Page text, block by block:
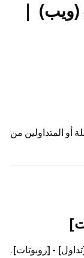
(ويب) ｜
أو المتداولين من
- [روبوتات].